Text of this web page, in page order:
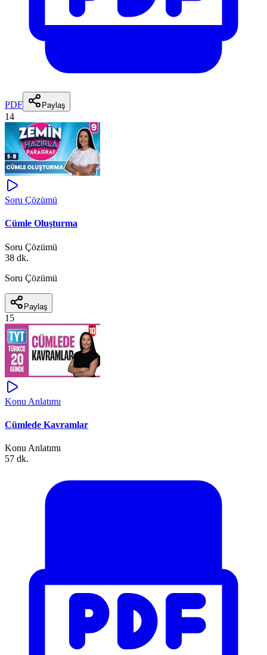
PDF Paylaş
14
Soru Çözümü
Cümle Oluşturma
Soru Çözümü
38 dk.
Soru Çözümü
Paylaş
15
Konu Anlatımı
Cümlede Kavramlar
Konu Anlatımı
57 dk.